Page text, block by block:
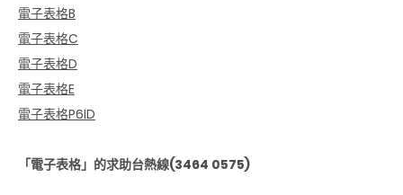
電子表格B
電子表格C
電子表格D
電子表格E
電子表格P6ID
「電子表格」的求助台熱線(3464 0575)